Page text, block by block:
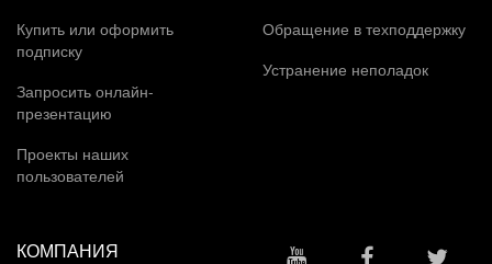
Купить или оформить
подписку
Запросить онлайн-
презентацию
Проекты наших
пользователей
Обращение в техподдержку
Устранение неполадок
КОМПАНИЯ